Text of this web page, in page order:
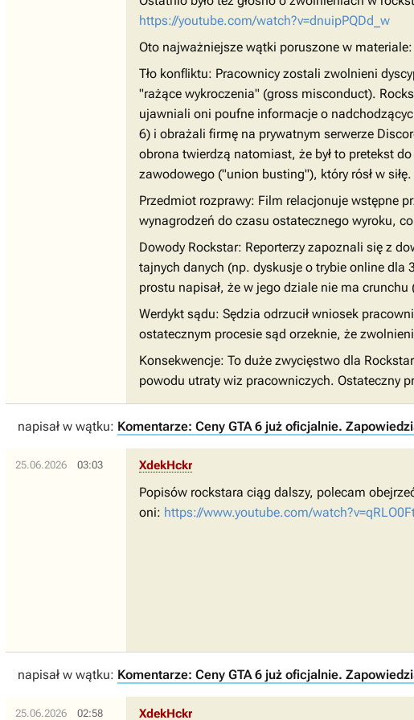
https://youtube.com/watch?v=dnuipPQDd_w
Oto najważniejsze wątki poruszone w materiale:
Tło konfliktu: Pracownicy zostali zwolnieni
"rażące wykroczenia" (gross misconduct).
ujawniali oni poufne informacje o
6) i obrażali firmę na prywatnym serwerze
obrona twierdzą natomiast, że był to pretekst
zawodowego ("union busting"), który rósł w siłę.
Przedmiot rozprawy: Film relacjonuje wstępne
wynagrodzeń do czasu ostatecznego wyroku,
Dowody Rockstar: Reporterzy zapoznali się z
tajnych danych (np. dyskusje o trybie online
prostu napisał, że w jego dziale nie ma crunchu
Werdykt sądu: Sędzia odrzucił wniosek
ostatecznym procesie sąd orzeknie, że
Konsekwencje: To duże zwycięstwo dla
powodu utraty wiz pracowniczych. Ostateczny
napisał w wątku: Komentarze: Ceny GTA 6 już oficjalnie.
25.06.2026 03:03 XdekHckr
Popisów rockstara ciąg dalszy, polecam
oni: https://www.youtube.com/
napisał w wątku: Komentarze: Ceny GTA 6 już oficjalnie.
25.06.2026 02:58 XdekHckr